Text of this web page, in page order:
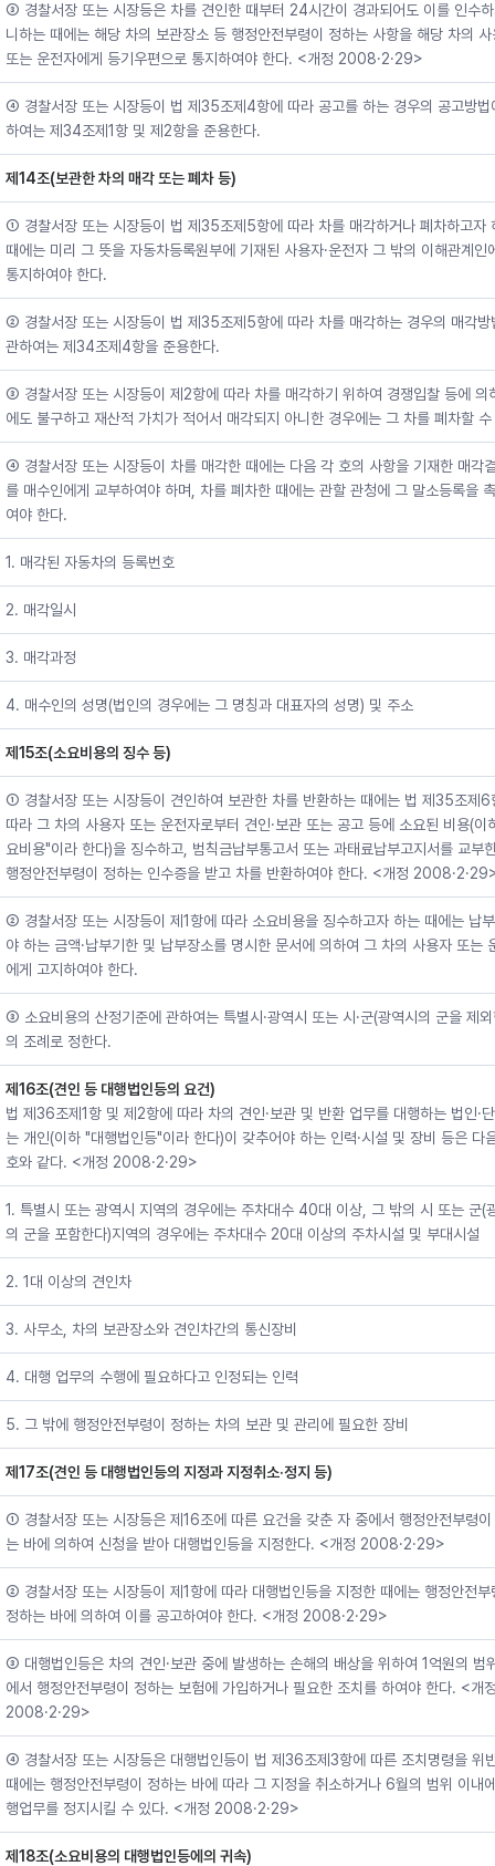
③ 경찰서장 또는 시장등은 차를 견인한 때부터 24시간이 경과되어도 이를 인수
니하는 때에는 해당 차의 보관장소 등 행정안전부령이 정하는 사항을 해당 차의 사
또는 운전자에게 등기우편으로 통지하여야 한다. <개정 2008·2·29>
④ 경찰서장 또는 시장등이 법 제35조제4항에 따라 공고를 하는 경우의 공고방법
하여는 제34조제1항 및 제2항을 준용한다.
제14조(보관한 차의 매각 또는 폐차 등)
① 경찰서장 또는 시장등이 법 제35조제5항에 따라 차를 매각하거나 폐차하고자
때에는 미리 그 뜻을 자동차등록원부에 기재된 사용자·운전자 그 밖의 이해관계인
통지하여야 한다.
② 경찰서장 또는 시장등이 법 제35조제5항에 따라 차를 매각하는 경우의 매각방
관하여는 제34조제4항을 준용한다.
③ 경찰서장 또는 시장등이 제2항에 따라 차를 매각하기 위하여 경쟁입찰 등에 의
에도 불구하고 재산적 가치가 적어서 매각되지 아니한 경우에는 그 차를 폐차할
④ 경찰서장 또는 시장등이 차를 매각한 때에는 다음 각 호의 사항을 기재한 매각
를 매수인에게 교부하여야 하며, 차를 폐차한 때에는 관할 관청에 그 말소등록을
여야 한다.
1. 매각된 자동차의 등록번호
2. 매각일시
3. 매각과정
4. 매수인의 성명(법인의 경우에는 그 명칭과 대표자의 성명) 및 주소
제15조(소요비용의 징수 등)
① 경찰서장 또는 시장등이 견인하여 보관한 차를 반환하는 때에는 법 제35조제6
따라 그 차의 사용자 또는 운전자로부터 견인·보관 또는 공고 등에 소요된 비용(이
요비용"이라 한다)을 징수하고, 범칙금납부통고서 또는 과태료납부고지서를 교부
행정안전부령이 정하는 인수증을 받고 차를 반환하여야 한다. <개정
② 경찰서장 또는 시장등이 제1항에 따라 소요비용을 징수하고자 하는 때에는 납
야 하는 금액·납부기한 및 납부장소를 명시한 문서에 의하여 그 차의 사용자 또는
에게 고지하여야 한다.
③ 소요비용의 산정기준에 관하여는 특별시·광역시 또는 시·군(광역시의 군을 제
의 조례로 정한다.
제16조(견인 등 대행법인등의 요건)
법 제36조제1항 및 제2항에 따라 차의 견인·보관 및 반환 업무를 대행하는 법인·
는 개인(이하 "대행법인등"이라 한다)이 갖추어야 하는 인력·시설 및 장비 등은 다
호와 같다. <개정 2008·2·29>
1. 특별시 또는 광역시 지역의 경우에는 주차대수 40대 이상, 그 밖의 시 또는 군(
의 군을 포함한다)지역의 경우에는 주차대수 20대 이상의 주차시설 및 부대시설
2. 1대 이상의 견인차
3. 사무소, 차의 보관장소와 견인차간의 통신장비
4. 대행 업무의 수행에 필요하다고 인정되는 인력
5. 그 밖에 행정안전부령이 정하는 차의 보관 및 관리에 필요한 장비
제17조(견인 등 대행법인등의 지정과 지정취소·정지 등)
① 경찰서장 또는 시장등은 제16조에 따른 요건을 갖춘 자 중에서 행정안전부령이
는 바에 의하여 신청을 받아 대행법인등을 지정한다. <개정 2008·2·29>
② 경찰서장 또는 시장등이 제1항에 따라 대행법인등을 지정한 때에는 행정안전부
정하는 바에 의하여 이를 공고하여야 한다. <개정 2008·2·29>
③ 대행법인등은 차의 견인·보관 중에 발생하는 손해의 배상을 위하여 1억원의 범
에서 행정안전부령이 정하는 보험에 가입하거나 필요한 조치를 하여야 한다. <개
2008·2·29>
④ 경찰서장 또는 시장등은 대행법인등이 법 제36조제3항에 따른 조치명령을 위
때에는 행정안전부령이 정하는 바에 따라 그 지정을 취소하거나 6월의 범위 이내
행업무를 정지시킬 수 있다. <개정 2008·2·29>
제18조(소요비용의 대행법인등에의 귀속)